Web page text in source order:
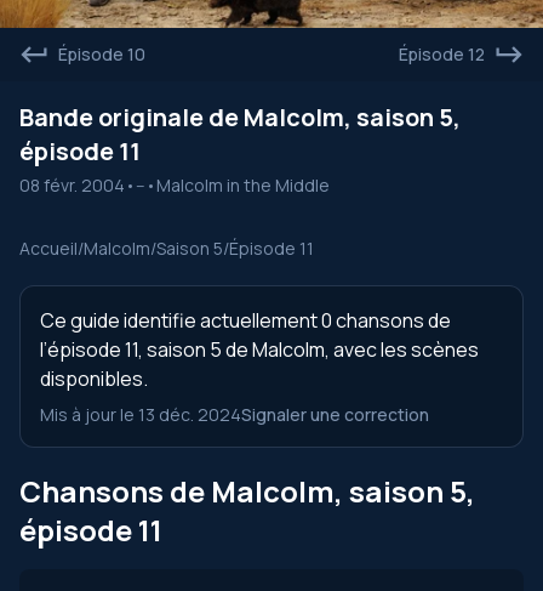
Épisode 10 Épisode 12
Bande originale de Malcolm, saison 5,
épisode 11
08 févr. 2004 • -- • Malcolm in the Middle
Accueil/Malcolm/Saison 5/Épisode 11
Ce guide identifie actuellement 0 chansons de
l’épisode 11, saison 5 de Malcolm, avec les scènes
disponibles.
Mis à jour le 13 déc. 2024Signaler une correction
Chansons de Malcolm, saison 5,
épisode 11